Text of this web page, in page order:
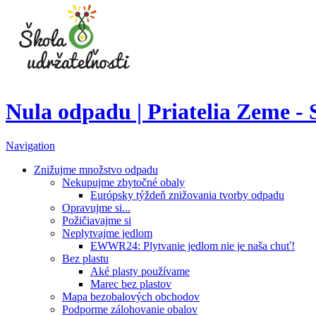
Nula odpadu | Priatelia Zeme -
Navigation
Znižujme množstvo odpadu
Nekupujme zbytočné obaly
Európsky týždeň znižovania tvorby odpadu
Opravujme si...
Požičiavajme si
Neplytvajme jedlom
EWWR24: Plytvanie jedlom nie je naša chuť!
Bez plastu
Aké plasty používame
Marec bez plastov
Mapa bezobalových obchodov
Podporme zálohovanie obalov